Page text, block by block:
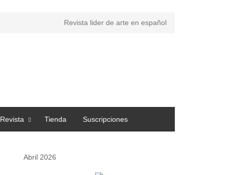
Revista lider de arte en español
Revista Tienda Suscripciones
Abril 2026